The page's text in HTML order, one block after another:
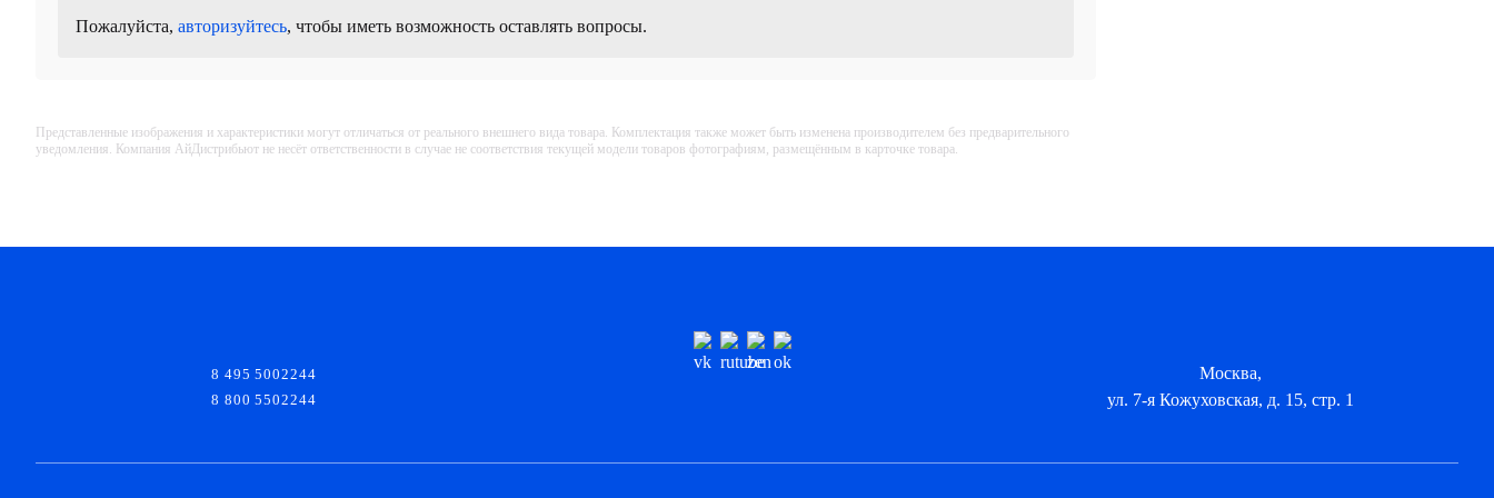
Пожалуйста, авторизуйтесь, чтобы иметь возможность оставлять вопросы.
Представленные изображения и характеристики могут отличаться от реального внешнего вида товара. Комплектация также может быть изменена производителем без предварительного
уведомления. Компания АйДистрибьют не несёт ответственности в случае не соответствия текущей модели товаров фотографиям, размещённым в карточке товара.
8 495 5002244
8 800 5502244
Москва,
ул. 7-я Кожуховская, д. 15, стр. 1